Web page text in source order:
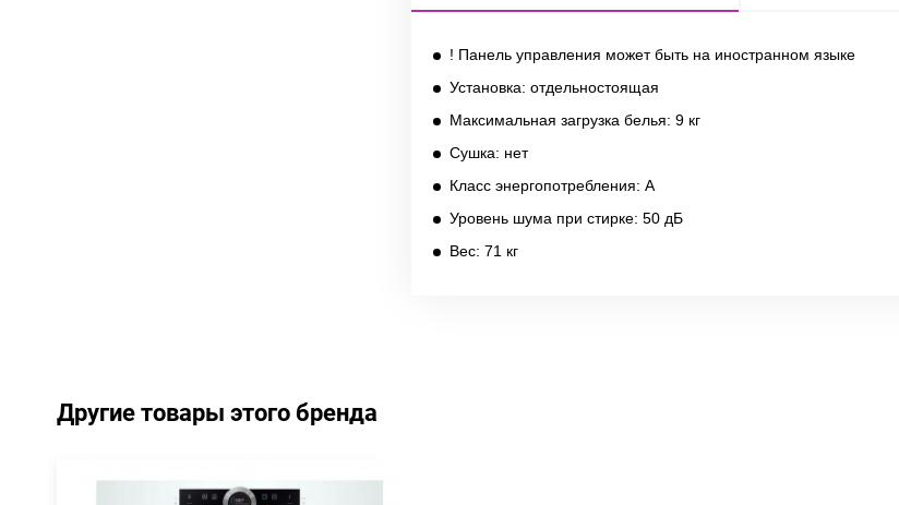
! Панель управления может быть на иностранном языке
Установка: отдельностоящая
Максимальная загрузка белья: 9 кг
Сушка: нет
Класс энергопотребления: A
Уровень шума при стирке: 50 дБ
Вес: 71 кг
Другие товары этого бренда